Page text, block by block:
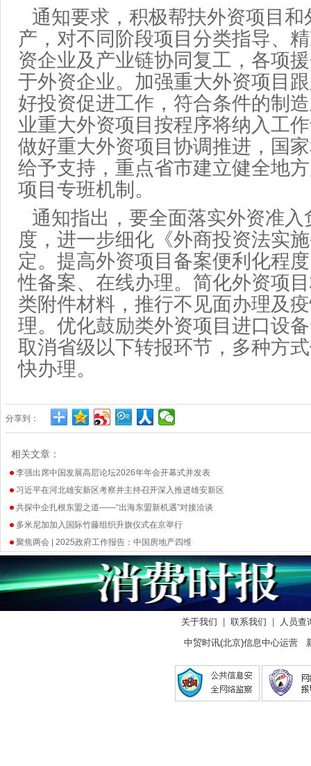
通知要求，积极帮扶外资项目
产，对不同阶段项目分类指导、
资企业及产业链协同复工，各项
于外资企业。加强重大外资项目
好投资促进工作，符合条件的制
业重大外资项目按程序将纳入工
做好重大外资项目协调推进，国
给予支持，重点省市建立健全地
项目专班机制。
通知指出，要全面落实外资准
度，进一步细化《外商投资法实
定。提高外资项目备案便利化程
性备案、在线办理。简化外资项
类附件材料，推行不见面办理及
理。优化鼓励类外资项目进口设
取消省级以下转报环节，多种方
快办理。
分享到：
相关文章：
李强出席中国发展高层论坛2026年年会开幕式并发表
习近平在河北雄安新区考察并主持召开深入推进雄安新区
共探中企扎根东盟之道——“出海东盟新机遇”对接洽谈
多米尼加加入国际竹藤组织升旗仪式在京举行
聚焦两会 | 2025政府工作报告：中国房地产四维
关于我们 联系我们
人员查
中贸时讯(北京)信息中心运营